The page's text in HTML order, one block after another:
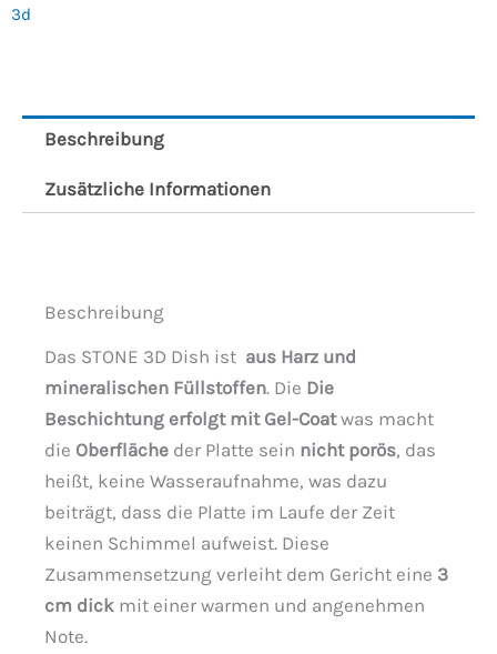
3d
Beschreibung
Zusätzliche Informationen
Beschreibung
Das STONE 3D Dish ist aus Harz und
mineralischen Füllstoffen. Die Die
Beschichtung erfolgt mit Gel-Coatwas macht
die Oberfläche der Platte sein nicht porös, das
heißt, keine Wasseraufnahme, was dazu
beiträgt, dass die Platte im Laufe der Zeit
keinen Schimmel aufweist. Diese
Zusammensetzung verleiht dem Gericht eine 3
cm dick mit einer warmen und angenehmen
Note.